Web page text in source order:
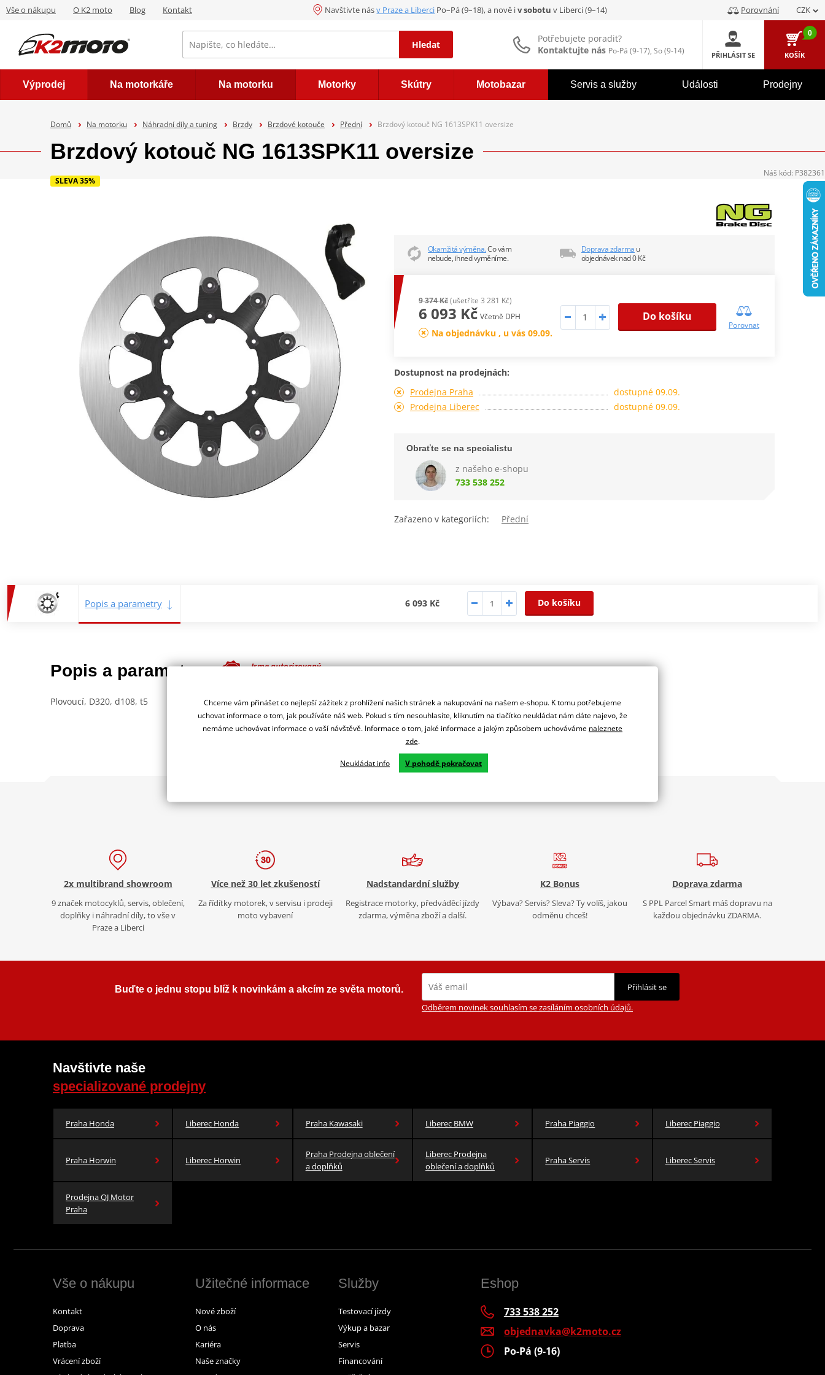
Vše o nákupu O K2 moto Blog Kontakt Navštivte násv Praze a Liberci Po–Pá (9–18), a nově iv sobotu v Liberci (9–14) Porovnání CZK
Hledat
Potřebujete poradit?
Kontaktujte nás Po-Pá (9-17), So (9-14) PŘIHLÁSIT SE
0
KOŠÍK
Výprodej Na motorkáře Na motorku Motorky Skútry Motobazar Servis a služby Události Prodejny
Domů Na motorku Náhradní díly a tuning Brzdy Brzdové kotouče Přední Brzdový kotouč NG 1613SPK11 oversize
Brzdový kotouč NG 1613SPK11 oversize
SLEVA 35%
Okamžitá výměna.Co vám
nebude, ihned vyměníme.
Doprava zdarma u
objednávek nad 0 Kč
9 374 Kč(ušetříte 3 281 Kč)
6 093 Kč Včetně DPH
Na objednávku , u vás 09.09.
Do košíku
Porovnat
Dostupnost na prodejnách:
Prodejna Praha
dostupné 09.09.
Prodejna Liberec
dostupné 09.09.
Obraťte se na specialistu
z našeho e-shopu
733 538 252
Zařazeno v kategoriích: Přední
Popis a parametry 6 093 Kč Do košíku
Popis a parametry
Jsme autorizovaný
Plovoucí, D320, d108, t5
Náš kód: P382361
2x multibrand showroom
9 značek motocyklů, servis, oblečení,
doplňky i náhradní díly, to vše v
Praze a Liberci
Více než 30 let zkušeností
Za řídítky motorek, v servisu i prodeji
moto vybavení
Nadstandardní služby
Registrace motorky, předváděcí jízdy
zdarma, výměna zboží a další.
K2 Bonus
Výbava? Servis? Sleva? Ty volíš, jakou
odměnu chceš!
Doprava zdarma
S PPL Parcel Smart máš dopravu na
každou objednávku ZDARMA.
Buďte o jednu stopu blíž k novinkám a akcím ze světa motorů.
Přihlásit se
Odběrem novinek souhlasím se zasíláním osobních údajů.
Navštivte naše
specializované prodejny
Praha Honda Liberec Honda Praha Kawasaki Liberec BMW Praha Piaggio Liberec Piaggio
Praha Horwin Liberec Horwin
Praha Prodejna oblečení
a doplňků
Liberec Prodejna
oblečení a doplňků
Praha Servis Liberec Servis
Prodejna QJ Motor
Praha
Vše o nákupu
Kontakt
Doprava
Platba
Vrácení zboží
Užitečné informace
Nové zboží
O nás
Kariéra
Naše značky
Služby
Testovací jízdy
Výkup a bazar
Servis
Financování
Eshop
733 538 252
objednavka@k2moto.cz
Po-Pá (9-16)
Chceme vám přinášet co nejlepší zážitek z prohlížení našich stránek a nakupování na našem e-shopu. K tomu potřebujeme
uchovat informace o tom, jak používáte náš web. Pokud s tím nesouhlasíte, kliknutím na tlačítko neukládat nám dáte najevo, že
nemáme uchovávat informace o vaší návštěvě. Informace o tom, jaké informace a jakým způsobem uchováváme naleznete
zde.
Neukládat info V pohodě pokračovat